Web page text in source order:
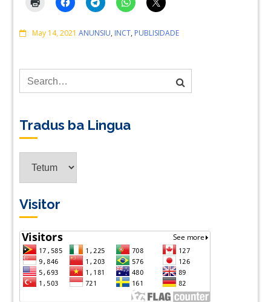
May 14, 2021 Comments
ANUNSIU, INCT, PUBLISIDADE
Tradus ba Lingua
Visitor